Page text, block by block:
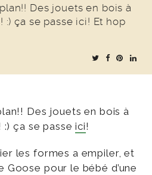
Des jouets en bois à
:) ça se passe ici! Et hop
Des jouets en bois à
:) ça se passeici!
les formes a empiler, et
Goose pour le bébé d’une